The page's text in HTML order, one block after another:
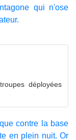
qui n'ose
déployées
contre la base
en plein nuit. Or